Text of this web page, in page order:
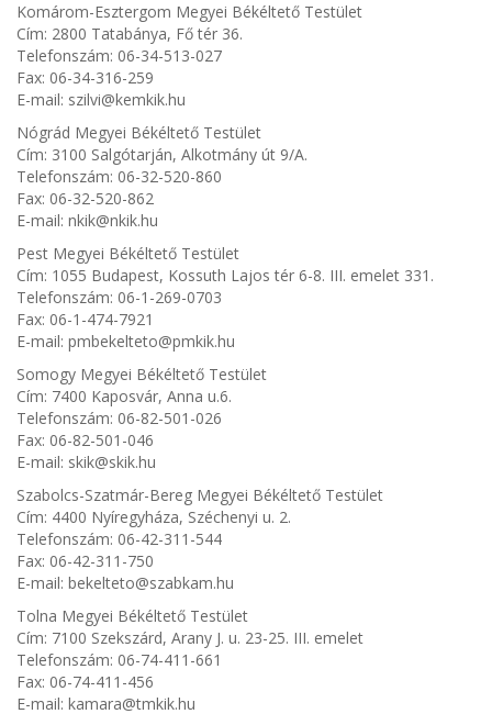
Komárom-Esztergom Megyei Békéltető Testület
Cím: 2800 Tatabánya, Fő tér 36.
Telefonszám: 06-34-513-027
Fax: 06-34-316-259
E-mail: szilvi@kemkik.hu
Nógrád Megyei Békéltető Testület
Cím: 3100 Salgótarján, Alkotmány út 9/A.
Telefonszám: 06-32-520-860
Fax: 06-32-520-862
E-mail: nkik@nkik.hu
Pest Megyei Békéltető Testület
Cím: 1055 Budapest, Kossuth Lajos tér 6-8. III. emelet 331.
Telefonszám: 06-1-269-0703
Fax: 06-1-474-7921
E-mail: pmbekelteto@pmkik.hu
Somogy Megyei Békéltető Testület
Cím: 7400 Kaposvár, Anna u.6.
Telefonszám: 06-82-501-026
Fax: 06-82-501-046
E-mail: skik@skik.hu
Szabolcs-Szatmár-Bereg Megyei Békéltető Testület
Cím: 4400 Nyíregyháza, Széchenyi u. 2.
Telefonszám: 06-42-311-544
Fax: 06-42-311-750
E-mail: bekelteto@szabkam.hu
Tolna Megyei Békéltető Testület
Cím: 7100 Szekszárd, Arany J. u. 23-25. III. emelet
Telefonszám: 06-74-411-661
Fax: 06-74-411-456
E-mail: kamara@tmkik.hu